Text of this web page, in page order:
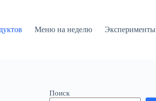
Меню на неделю Эксперименты
Поиск